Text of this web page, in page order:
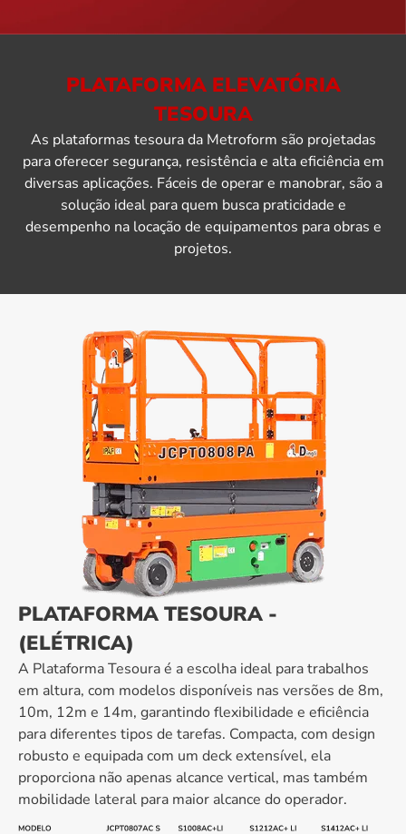
PLATAFORMA ELEVATÓRIA
TESOURA
As plataformas tesoura da Metroform são projetadas
para oferecer segurança, resistência e alta eficiência em
diversas aplicações. Fáceis de operar e manobrar, são a
solução ideal para quem busca praticidade e
desempenho na locação de equipamentos para obras e
projetos.
PLATAFORMA TESOURA -
(ELÉTRICA)
A Plataforma Tesoura é a escolha ideal para trabalhos
em altura, com modelos disponíveis nas versões de 8m,
10m, 12m e 14m, garantindo flexibilidade e eficiência
para diferentes tipos de tarefas. Compacta, com design
robusto e equipada com um deck extensível, ela
proporciona não apenas alcance vertical, mas também
mobilidade lateral para maior alcance do operador.